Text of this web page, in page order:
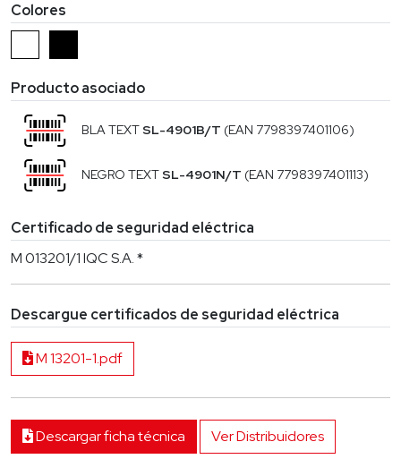
Colores
Producto asociado
BLA TEXTSL-4901B/T (EAN 7798397401106)
NEGRO TEXTSL-4901N/T (EAN 7798397401113)
Certificado de seguridad eléctrica
M 013201/1 IQC S.A. *
Descargue certificados de seguridad eléctrica
M 13201-1.pdf
Descargar ficha técnica Ver Distribuidores